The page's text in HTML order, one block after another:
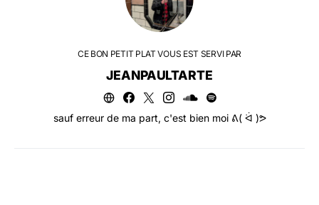
CE BON PETIT PLAT VOUS EST SERVI PAR
JEANPAULTARTE
sauf erreur de ma part, c'est bien moi ᕕ( ᐛ )ᕗ